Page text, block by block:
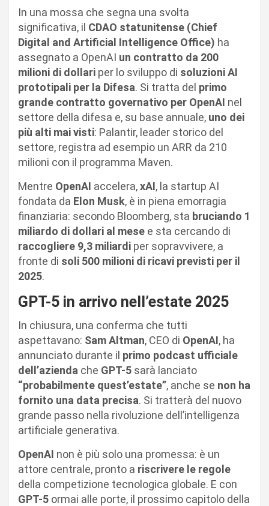
In una mossa che segna una svolta
significativa, il CDAO statunitense (Chief
Digital and Artificial Intelligence Office) ha
assegnato a OpenAI un contratto da 200
milioni di dollari per lo sviluppo di soluzioni AI
prototipali per la Difesa. Si tratta del primo
grande contratto governativo per OpenAI nel
settore della difesa e, su base annuale, uno dei
più alti mai visti: Palantir, leader storico del
settore, registra ad esempio un ARR da 210
milioni con il programma Maven.
Mentre OpenAI accelera,xAI, la startup AI
fondata da Elon Musk, è in piena emorragia
finanziaria: secondo Bloomberg, sta bruciando 1
miliardo di dollari al mese e sta cercando di
raccogliere 9,3 miliardi per sopravvivere, a
fronte di soli 500 milioni di ricavi previsti per il
2025.
GPT-5 in arrivo nell’estate 2025
In chiusura, una conferma che tutti
aspettavano: Sam Altman, CEO di OpenAI, ha
annunciato durante il primo podcast ufficiale
dell’azienda che GPT-5 sarà lanciato
“probabilmente quest’estate”, anche se non ha
fornito una data precisa. Si tratterà del nuovo
grande passo nella rivoluzione dell’intelligenza
artificiale generativa.
OpenAI non è più solo una promessa: è un
attore centrale, pronto a riscrivere le regole
della competizione tecnologica globale. E con
GPT-5 ormai alle porte, il prossimo capitolo della